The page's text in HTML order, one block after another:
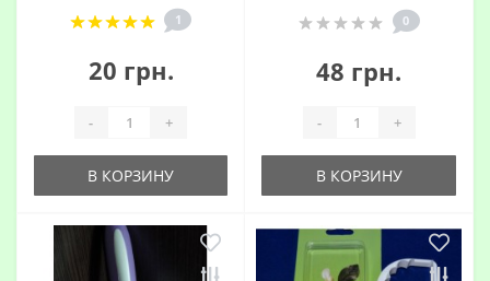
1
20 грн.
- +
В КОРЗИНУ
0
48 грн.
- +
В КОРЗИНУ